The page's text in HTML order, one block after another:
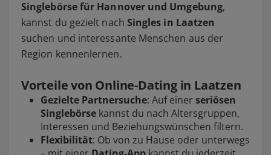
Singlebörse für Hannover und Umgebung,
kannst du gezielt nach Singles in Laatzen
suchen und interessante Menschen aus der
Region kennenlernen.
Vorteile von Online-Dating in Laatzen
Gezielte Partnersuche: Auf einer seriösen
Singlebörse kannst du nach Altersgruppen,
Interessen und Beziehungswünschen filtern.
Flexibilität: Ob von zu Hause oder unterwegs